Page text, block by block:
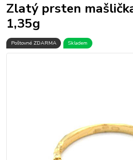
Zlatý prsten
1,35g
Poštovné ZDARMA Skladem